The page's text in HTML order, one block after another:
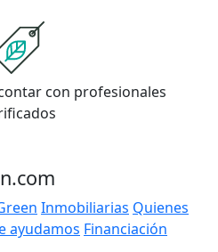
con profesionales
Inmobiliarias Quienes
ayudamos Financiación